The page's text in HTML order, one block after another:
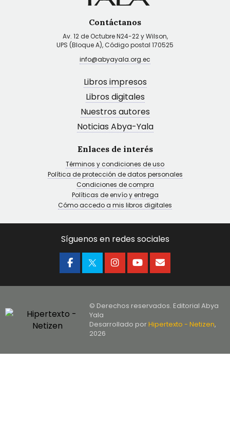
Contáctanos
Av. 12 de Octubre N24-22 y Wilson,
UPS (Bloque A), Código postal 170525
info@abyayala.org.ec
Libros impresos
Libros digitales
Nuestros autores
Noticias Abya-Yala
Enlaces de interés
Términos y condiciones de uso
Política de protección de datos personales
Condiciones de compra
Políticas de envío y entrega
Cómo accedo a mis libros digitales
Síguenos en redes sociales
© Derechos reservados. Editorial Abya
Yala
Desarrollado porHipertexto - Netizen,
2026